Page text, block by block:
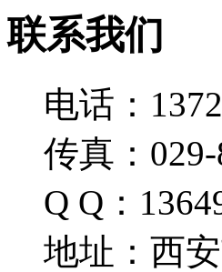
联系我们
电话：
传真：029-
Q Q：
地址：西